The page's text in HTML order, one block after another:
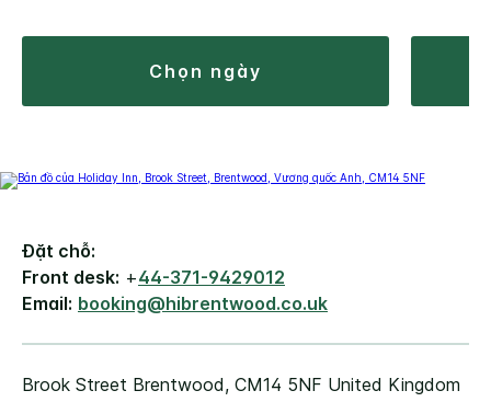
chọn ngày
Đặt chỗ:
Front desk: +44-371-9429012
Email: booking@hibrentwood.co.uk
Brook Street Brentwood, CM14 5NF United Kingdom